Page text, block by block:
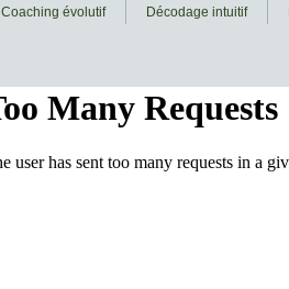
Coaching évolutif Décodage intuitif